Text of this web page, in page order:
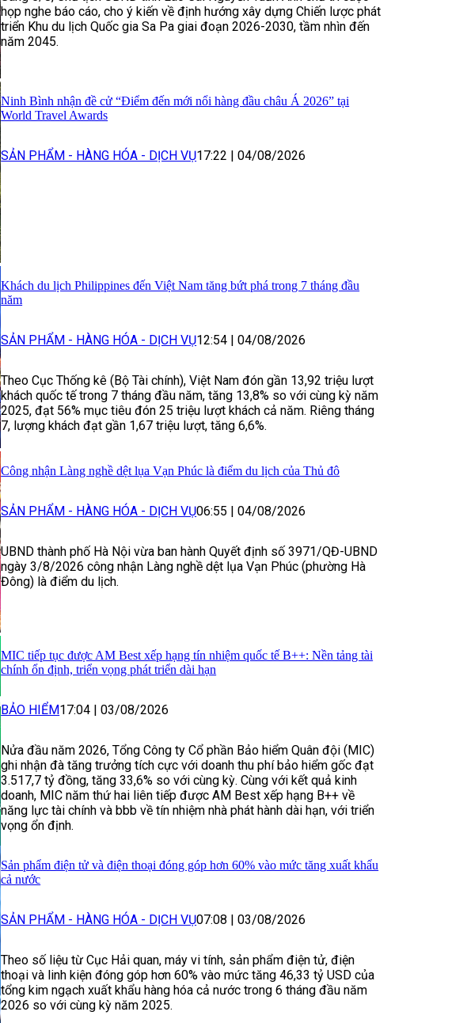
họp nghe báo cáo, cho ý kiến về định hướng xây dựng Chiến lược phát
triển Khu du lịch Quốc gia Sa Pa giai đoạn 2026-2030, tầm nhìn đến
năm 2045.
Ninh Bình nhận đề cử “Điểm đến mới nổi hàng đầu châu Á 2026” tại
World Travel Awards
SẢN PHẨM - HÀNG HÓA - DỊCH VỤ17:22 | 04/08/2026
Khách du lịch Philippines đến Việt Nam tăng bứt phá trong 7 tháng đầu
năm
SẢN PHẨM - HÀNG HÓA - DỊCH VỤ12:54 | 04/08/2026
Theo Cục Thống kê (Bộ Tài chính), Việt Nam đón gần 13,92 triệu lượt
khách quốc tế trong 7 tháng đầu năm, tăng 13,8% so với cùng kỳ năm
2025, đạt 56% mục tiêu đón 25 triệu lượt khách cả năm. Riêng tháng
7, lượng khách đạt gần 1,67 triệu lượt, tăng 6,6%.
Công nhận Làng nghề dệt lụa Vạn Phúc là điểm du lịch của Thủ đô
SẢN PHẨM - HÀNG HÓA - DỊCH VỤ06:55 | 04/08/2026
UBND thành phố Hà Nội vừa ban hành Quyết định số 3971/QĐ-UBND
ngày 3/8/2026 công nhận Làng nghề dệt lụa Vạn Phúc (phường Hà
Đông) là điểm du lịch.
MIC tiếp tục được AM Best xếp hạng tín nhiệm quốc tế B++: Nền tảng tài
chính ổn định, triển vọng phát triển dài hạn
BẢO HIỂM17:04 | 03/08/2026
Nửa đầu năm 2026, Tổng Công ty Cổ phần Bảo hiểm Quân đội (MIC)
ghi nhận đà tăng trưởng tích cực với doanh thu phí bảo hiểm gốc đạt
3.517,7 tỷ đồng, tăng 33,6% so với cùng kỳ. Cùng với kết quả kinh
doanh, MIC năm thứ hai liên tiếp được AM Best xếp hạng B++ về
năng lực tài chính và bbb về tín nhiệm nhà phát hành dài hạn, với triển
vọng ổn định.
Sản phẩm điện tử và điện thoại đóng góp hơn 60% vào mức tăng xuất khẩu
cả nước
SẢN PHẨM - HÀNG HÓA - DỊCH VỤ07:08 | 03/08/2026
Theo số liệu từ Cục Hải quan, máy vi tính, sản phẩm điện tử, điện
thoại và linh kiện đóng góp hơn 60% vào mức tăng 46,33 tỷ USD của
tổng kim ngạch xuất khẩu hàng hóa cả nước trong 6 tháng đầu năm
2026 so với cùng kỳ năm 2025.